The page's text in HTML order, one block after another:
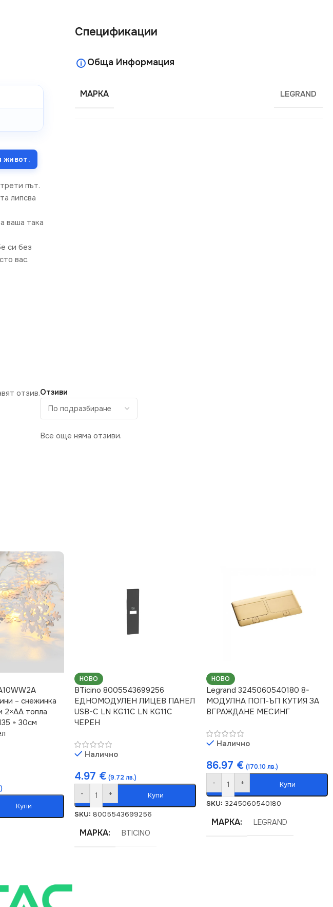
живот.
път.
липсва
ваша така
си без
вас.
Спецификации
Обща Информация
МАРКА LEGRAND
Отзиви
Все още няма отзиви.
отзив.
– снежинка
2×AA топла
+ 30см
Купи
НОВО
BTicino 8005543699256
ЕДНОМОДУЛЕН ЛИЦЕВ ПАНЕЛ
USB-C LN KG11C LN KG11C
ЧЕРЕН
Налично
4.97 € (9.72 лв.)
- + Купи
SKU:8005543699256
МАРКА BTICINO
НОВО
Legrand 3245060540180 8-
МОДУЛНА ПОП-ЪП КУТИЯ ЗА
ВГРАЖДАНЕ МЕСИНГ
Налично
86.97 € (170.10 лв.)
- + Купи
SKU:3245060540180
МАРКА LEGRAND